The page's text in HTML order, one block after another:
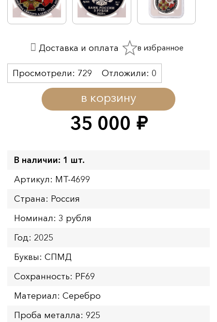
35 000 руб.
в корзину
Просмотрели: 729 Отложили: 0
Доставка и оплата в избранное
В наличии: 1 шт.
Артикул: MT-4699
Страна: Россия
Номинал: 3 рубля
Год: 2025
Буквы: СПМД
Сохранность: PF69
Материал: Серебро
Проба металла: 925